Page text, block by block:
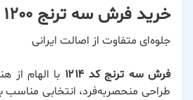
خرید فرش سه ترنج 1200 شانه
جلوه‌ای متفاوت از اصالت ایرانی
فرش سه ترنج کد ۱۲۱۴
با الهام از
طراحی منحصربه‌فرد، انتخابی مناسب